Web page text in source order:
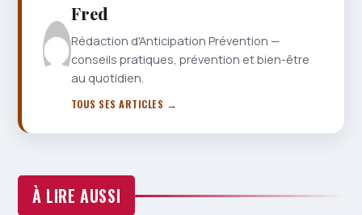
Fred
Rédaction d'Anticipation Prévention —
conseils pratiques, prévention et bien-être
au quotidien.
TOUS SES ARTICLES →
À LIRE AUSSI